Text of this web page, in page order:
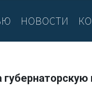
НОВОСТИ